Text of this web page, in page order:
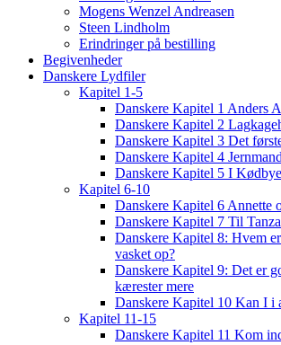
Mogens Wenzel Andreasen
Steen Lindholm
Erindringer på bestilling
Begivenheder
Danskere Lydfiler
Kapitel 1-5
Danskere Kapitel 1 Anders
Danskere Kapitel 2
Danskere Kapitel 3 Det
Danskere Kapitel 4
Danskere Kapitel 5 I
Kapitel 6-10
Danskere Kapitel 6 Annette
Danskere Kapitel 7 Til
Danskere Kapitel 8: Hvem
vasket op?
Danskere Kapitel 9: Det er
kærester mere
Danskere Kapitel 10 Kan I i
Kapitel 11-15
Danskere Kapitel 11 Kom